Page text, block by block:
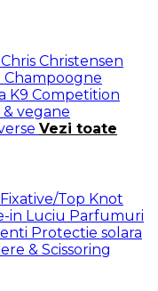
Chris Christensen
Champoogne
K9 Competition
vegane
Vezi toate
Fixative/Top Knot
in Luciu Parfumuri
Protectie solara
& Scissoring